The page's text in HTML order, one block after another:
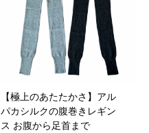
【極上のあたたかさ】アル
パカシルクの腹巻きレギン
ス お腹から足首まで